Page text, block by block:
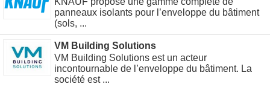
panneaux isolants pour l’enveloppe du bâtiment
(sols, ...
VM Building Solutions
VM Building Solutions est un acteur
incontournable de l’enveloppe du bâtiment. La
société est ...